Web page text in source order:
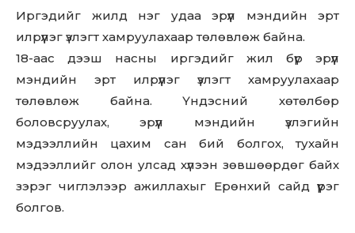
Иргэдийг жилд нэг удаа эрүүл мэндийн эрт
илрүүлэг үзлэгт хамруулахаар төлөвлөж байна.
18-аас дээш насны иргэдийг жил бүр эрүүл
мэндийн эрт илрүүлэг үзлэгт хамруулахаар
төлөвлөж байна. Үндэсний хөтөлбөр
боловсруулах, эрүүл мэндийн үзлэгийн
мэдээллийн цахим сан бий болгох, тухайн
мэдээллийг олон улсад хүлээн зөвшөөрдөг байх
зэрэг чиглэлээр ажиллахыг Ерөнхий сайд үүрэг
болгов.